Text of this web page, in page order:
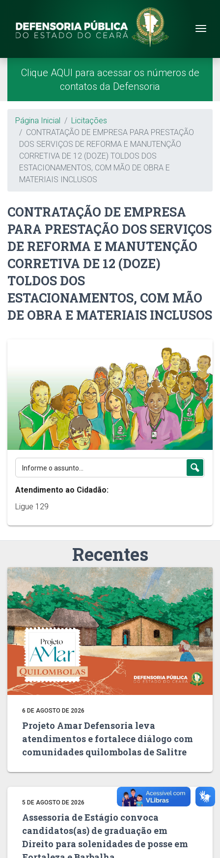
Site da Defensoria
Menu Principal
Página Inicial
Clique AQUI para acessar os números de
contatos da Defensoria
Breadcrumb
Página Inicial
Licitações
CONTRATAÇÃO DE EMPRESA PARA PRESTAÇÃO
DOS SERVIÇOS DE REFORMA E MANUTENÇÃO
CORRETIVA DE 12 (DOZE) TOLDOS DOS
ESTACIONAMENTOS, COM MÃO DE OBRA E
MATERIAIS INCLUSOS
CONTRATAÇÃO DE EMPRESA
PARA PRESTAÇÃO DOS SERVIÇOS
DE REFORMA E MANUTENÇÃO
CORRETIVA DE 12 (DOZE)
TOLDOS DOS
ESTACIONAMENTOS, COM MÃO
DE OBRA E MATERIAIS INCLUSOS
Atendimento ao Cidadão:
Ligue 129
Recentes
6 DE AGOSTO DE 2026
Projeto Amar Defensoria leva
atendimentos e fortalece diálogo com
comunidades quilombolas de Salitre
5 DE AGOSTO DE 2026
Assessoria de Estágio convoca
candidatos(as) de graduação em
Direito para solenidades de posse em